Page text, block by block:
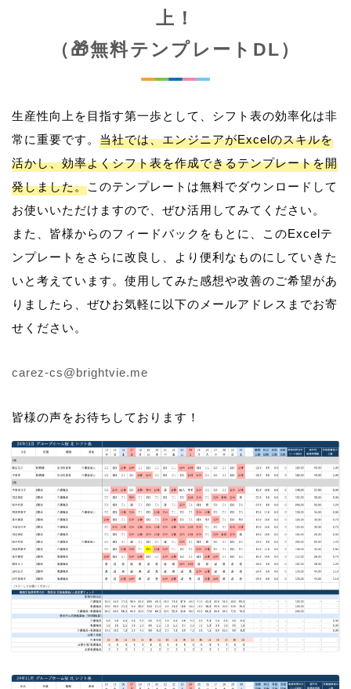
上！
（🎁無料テンプレートDL）
生産性向上を目指す第一歩として、シフト表の効率化は非
常に重要です。 当社では、エンジニアがExcelのスキルを
活かし、効率よくシフト表を作成できるテンプレートを開
発しました。このテンプレートは無料でダウンロードして
お使いいただけますので、ぜひ活用してみてください。
また、皆様からのフィードバックをもとに、このExcelテ
ンプレートをさらに改良し、より便利なものにしていきた
いと考えています。使用してみた感想や改善のご希望があ
りましたら、ぜひお気軽に以下のメールアドレスまでお寄
せください。
carez-cs@brightvie.me
皆様の声をお待ちしております！